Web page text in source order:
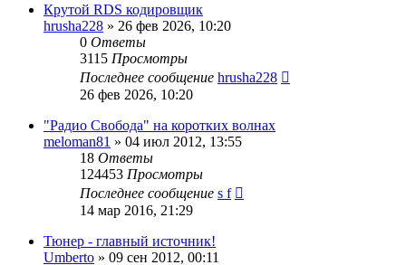
Крутой RDS кодировщик
hrusha228 » 26 фев 2026, 10:20
0 Ответы
3115 Просмотры
Последнее сообщение hrusha228
26 фев 2026, 10:20
"Радио Свобода" на коротких волнах
meloman81 » 04 июл 2012, 13:55
18 Ответы
124453 Просмотры
Последнее сообщение s f
14 мар 2016, 21:29
Тюнер - главный источник!
Umberto » 09 сен 2012, 00:11